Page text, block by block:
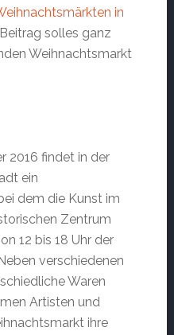
in
solles ganz
Weihnachtsmarkt
2016 findet in der
ein
dem die Kunst im
Zentrum
12 bis 18 Uhr der
verschiedenen
Waren
Artisten und
ihre